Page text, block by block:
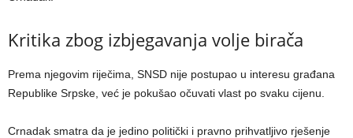
Kritika zbog izbjegavanja volje birača
Prema njegovim riječima, SNSD nije postupao u interesu građana
Republike Srpske, već je pokušao očuvati vlast po svaku cijenu.
Crnadak smatra da je jedino politički i pravno prihvatljivo rješenje